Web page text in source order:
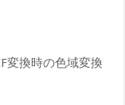
変換時の色域変換